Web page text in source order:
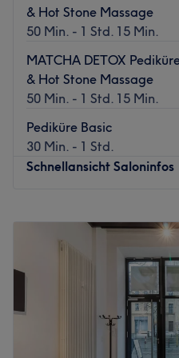
persönliche Beratung für
Zurück zur
Atmosphäre: Klein,
Expertise: Maniküre,
Wimpernverlängerungen.
Extras: Der Salon ist einfach
Verkehrsmitteln zu erreichen.
Zurück zur
& Hot Stone Massage
50 Min. - 1 Std. 15 Min.
MATCHA DETOX
& Hot Stone Massage
50 Min. - 1 Std. 15 Min.
Pediküre Basic
30 Min. - 1 Std.
Schnellansicht Saloninfos
Mittwoch